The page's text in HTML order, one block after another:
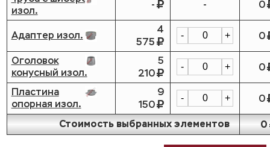
изол.
- - 0
Адаптер изол.
4
575
- + 0
Оголовок
конусный изол.
5
210
- + 0
Пластина
опорная изол.
9
150
- + 0
Стоимость выбранных элементов 0